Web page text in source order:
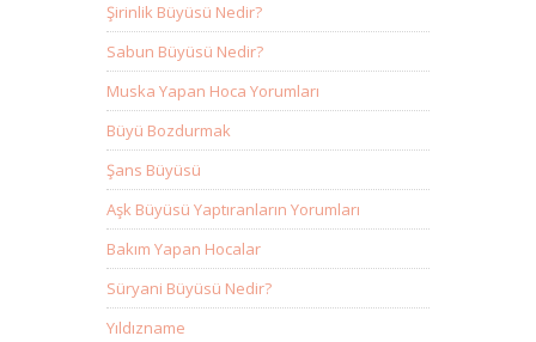
Şirinlik Büyüsü Nedir?
Sabun Büyüsü Nedir?
Muska Yapan Hoca Yorumları
Büyü Bozdurmak
Şans Büyüsü
Aşk Büyüsü Yaptıranların Yorumları
Bakım Yapan Hocalar
Süryani Büyüsü Nedir?
Yıldızname